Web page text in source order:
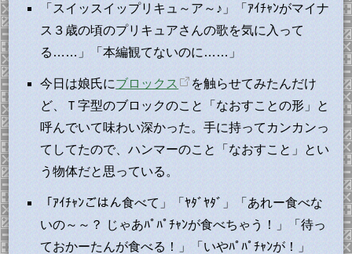
「スイッスイップリキュ～ア～♪」「ｱｲﾁｬﾝがマイナ
ス３歳の頃のプリキュアさんの歌を気に入って
る……」「本編観てないのに……」
今日は娘氏にブロックス
を触らせてみたんだけ
ど、Ｔ字型のブロックのこと「なおすことの形」と
呼んでいて味わい深かった。手に持ってカンカンっ
てしてたので、ハンマーのこと「なおすこと」とい
う物体だと思っている。
「ｱｲﾁｬﾝごはん食べて」「ﾔﾀﾞﾔﾀﾞ」「あれー食べな
いの～～？ じゃあﾊﾟﾊﾟﾁｬﾝが食べちゃう！」「待っ
ておかーたんが食べる！」「いやﾊﾟﾊﾟﾁｬﾝが！」